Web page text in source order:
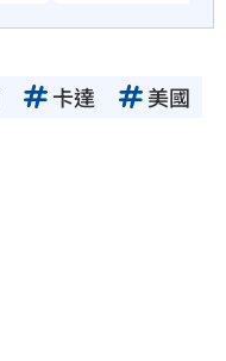
卡達
美國